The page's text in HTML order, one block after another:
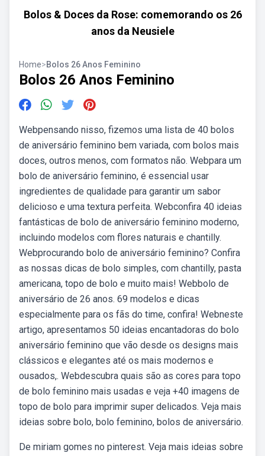
Bolos & Doces da Rose: comemorando os 26
anos da Neusiele
Home>Bolos 26 Anos Feminino
Bolos 26 Anos Feminino
Webpensando nisso, fizemos uma lista de 40 bolos
de aniversário feminino bem variada, com bolos mais
doces, outros menos, com formatos não. Webpara um
bolo de aniversário feminino, é essencial usar
ingredientes de qualidade para garantir um sabor
delicioso e uma textura perfeita. Webconfira 40 ideias
fantásticas de bolo de aniversário feminino moderno,
incluindo modelos com flores naturais e chantilly.
Webprocurando bolo de aniversário feminino? Confira
as nossas dicas de bolo simples, com chantilly, pasta
americana, topo de bolo e muito mais! Webbolo de
aniversário de 26 anos. 69 modelos e dicas
especialmente para os fãs do time, confira! Webneste
artigo, apresentamos 50 ideias encantadoras do bolo
aniversário feminino que vão desde os designs mais
clássicos e elegantes até os mais modernos e
ousados,. Webdescubra quais são as cores para topo
de bolo feminino mais usadas e veja +40 imagens de
topo de bolo para imprimir super delicados. Veja mais
ideias sobre bolo, bolo feminino, bolos de aniversário.
De miriam gomes no pinterest. Veja mais ideias sobre